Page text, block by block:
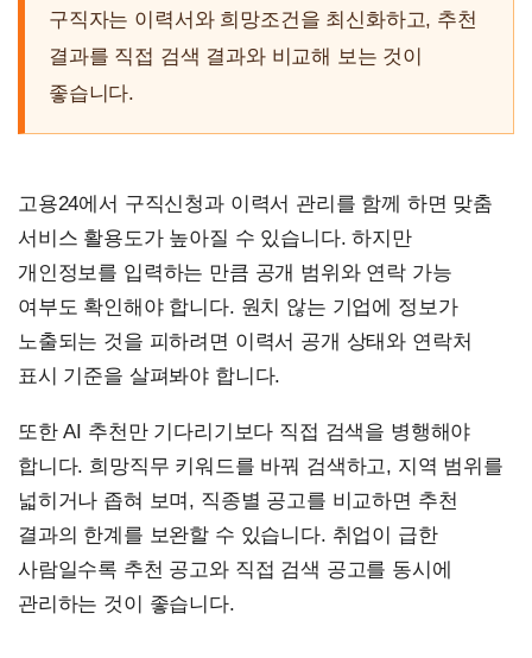
구직자는 이력서와 희망조건을 최신화하고, 추천
결과를 직접 검색 결과와 비교해 보는 것이
좋습니다.
고용24에서 구직신청과 이력서 관리를 함께 하면 맞춤
서비스 활용도가 높아질 수 있습니다. 하지만
개인정보를 입력하는 만큼 공개 범위와 연락 가능
여부도 확인해야 합니다. 원치 않는 기업에 정보가
노출되는 것을 피하려면 이력서 공개 상태와 연락처
표시 기준을 살펴봐야 합니다.
또한 AI 추천만 기다리기보다 직접 검색을 병행해야
합니다. 희망직무 키워드를 바꿔 검색하고, 지역 범위를
넓히거나 좁혀 보며, 직종별 공고를 비교하면 추천
결과의 한계를 보완할 수 있습니다. 취업이 급한
사람일수록 추천 공고와 직접 검색 공고를 동시에
관리하는 것이 좋습니다.